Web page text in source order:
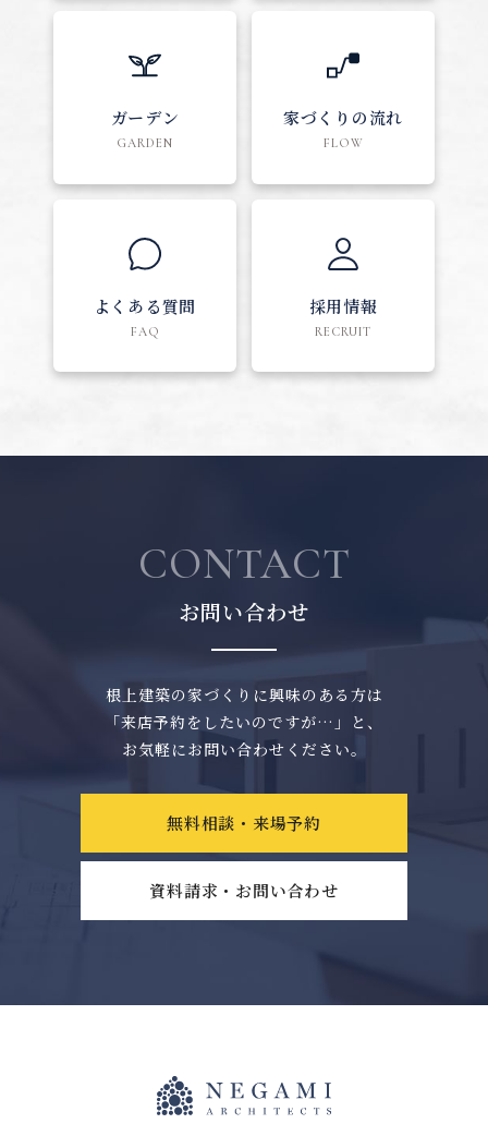
ガーデン
GARDEN
家づくりの流れ
FLOW
よくある質問
FAQ
採用情報
RECRUIT
CONTACT
お問い合わせ
根上建築の家づくりに興味のある方は
「来店予約をしたいのですが…」と、
お気軽にお問い合わせください。
無料相談・来場予約
資料請求・お問い合わせ